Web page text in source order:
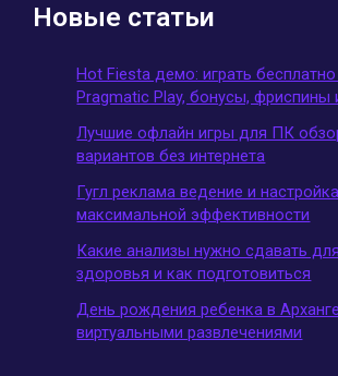
Новые статьи
Hot Fiesta демо: играть
Pragmatic Play, бонусы, фриспины
Лучшие офлайн игры для ПК
вариантов без интернета
Гугл реклама ведение и
максимальной эффективности
Какие анализы нужно сдавать
здоровья и как подготовиться
День рождения ребенка в
виртуальными развлечениями